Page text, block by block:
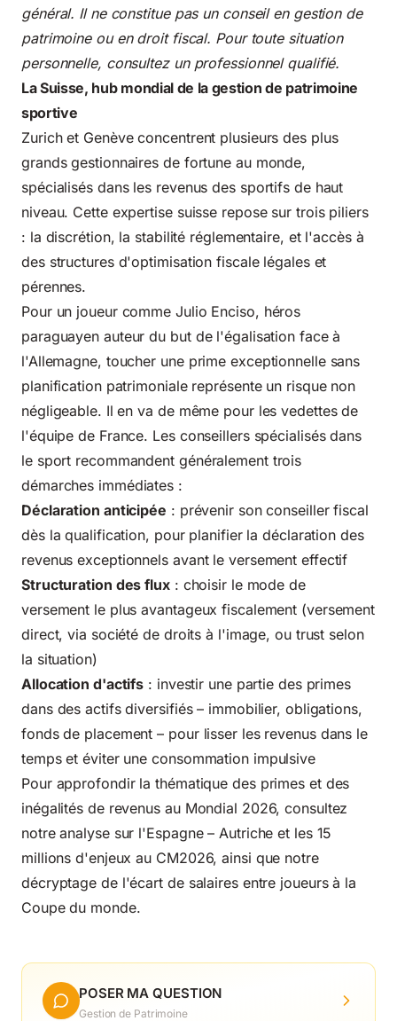
général. Il ne constitue pas un conseil en gestion de
patrimoine ou en droit fiscal. Pour toute situation
personnelle, consultez un professionnel qualifié.
La Suisse, hub mondial de la gestion de patrimoine
sportive
Zurich et Genève concentrent plusieurs des plus
grands gestionnaires de fortune au monde,
spécialisés dans les revenus des sportifs de haut
niveau. Cette expertise suisse repose sur trois piliers
: la discrétion, la stabilité réglementaire, et l'accès à
des structures d'optimisation fiscale légales et
pérennes.
Pour un joueur comme Julio Enciso, héros
paraguayen auteur du but de l'égalisation face à
l'Allemagne, toucher une prime exceptionnelle sans
planification patrimoniale représente un risque non
négligeable. Il en va de même pour les vedettes de
l'équipe de France. Les conseillers spécialisés dans
le sport recommandent généralement trois
démarches immédiates :
Déclaration anticipée : prévenir son conseiller fiscal
dès la qualification, pour planifier la déclaration des
revenus exceptionnels avant le versement effectif
Structuration des flux: choisir le mode de
versement le plus avantageux fiscalement (versement
direct, via société de droits à l'image, ou trust selon
la situation)
Allocation d'actifs : investir une partie des primes
dans des actifs diversifiés – immobilier, obligations,
fonds de placement – pour lisser les revenus dans le
temps et éviter une consommation impulsive
Pour approfondir la thématique des primes et des
inégalités de revenus au Mondial 2026, consultez
notre analyse sur l'Espagne – Autriche et les 15
millions d'enjeux au CM2026, ainsi que notre
décryptage de l'écart de salaires entre joueurs à la
Coupe du monde.
POSER MA QUESTION
Gestion de Patrimoine